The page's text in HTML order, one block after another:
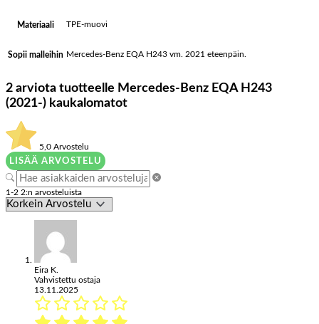
Materiaali TPE-muovi
Sopii malleihin Mercedes-Benz EQA H243 vm. 2021 eteenpäin.
2 arviota tuotteelle Mercedes-Benz EQA H243
(2021-) kaukalomatot
5,0 Arvostelu
LISÄÄ ARVOSTELU
1-2 2:n arvosteluista
Eira K.
Vahvistettu ostaja
13.11.2025